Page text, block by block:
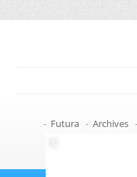
- Futura - Archives -